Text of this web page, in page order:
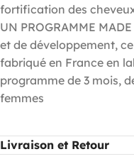
fortification des
UN PROGRAMME
et de développement,
fabriqué en France en
programme de 3 mois,
femmes
Livraison et Retour